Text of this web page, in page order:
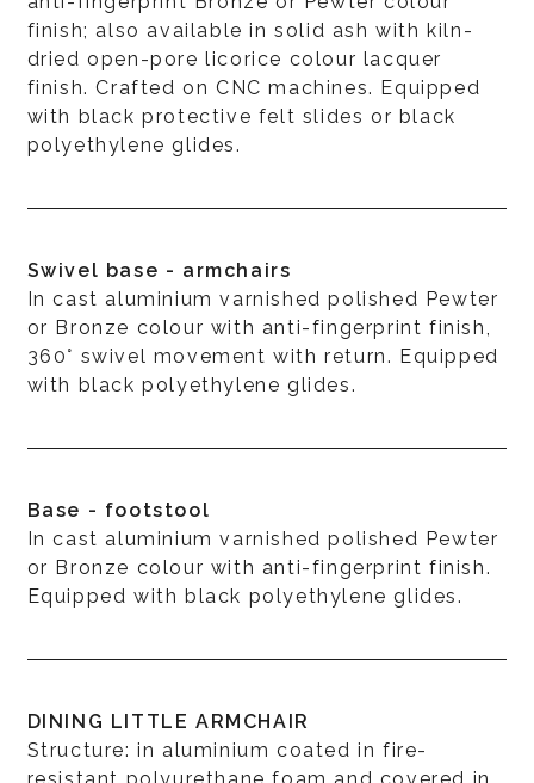
finish; also available in solid ash with kiln-
dried open-pore licorice colour lacquer
finish. Crafted on CNC machines. Equipped
with black protective felt slides or black
polyethylene glides.
Swivel base - armchairs
In cast aluminium varnished polished Pewter
or Bronze colour with anti-fingerprint finish,
360° swivel movement with return. Equipped
with black polyethylene glides.
Base - footstool
In cast aluminium varnished polished Pewter
or Bronze colour with anti-fingerprint finish.
Equipped with black polyethylene glides.
DINING LITTLE ARMCHAIR
Structure: in aluminium coated in fire-